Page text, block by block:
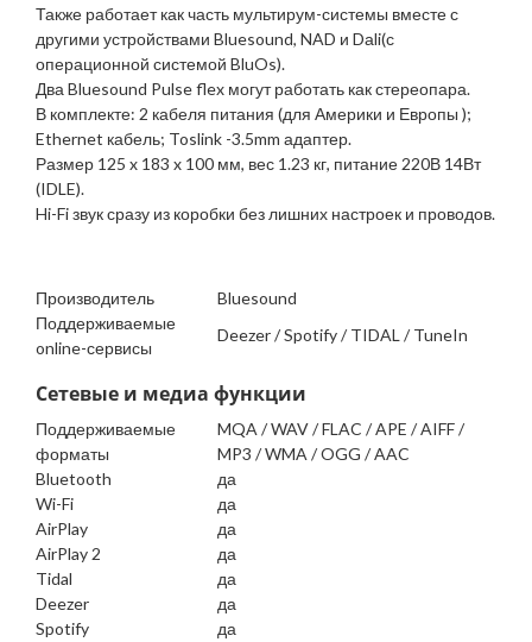
Также работает как часть мультирум-системы вместе с
другими устройствами Bluesound, NAD и Dаli(с
операционной системой BluOs).
Два Bluesound Pulse flex могут работать как стереопара.
В комплекте: 2 кабеля питания (для Америки и Европы );
Ethernet кабель; Toslink -3.5mm адаптер.
Размер 125 x 183 x 100 мм, вес 1.23 кг, питание 220В 14Вт
(IDLE).
Hi-Fi звук сразу из коробки без лишних настроек и проводов.
Производитель
Bluesound
Поддерживаемые
online-сервисы
Deezer / Spotify / TIDAL / TuneIn
Сетевые и медиа функции
Поддерживаемые
форматы
MQA / WAV / FLAC / APE / AIFF /
MP3 / WMA / OGG / AAC
Bluetooth
да
Wi-Fi
да
AirPlay
да
AirPlay 2
да
Tidal
да
Deezer
да
Spotify
да